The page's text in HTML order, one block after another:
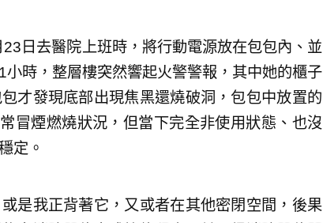
日去醫院上班時，將行動電源放在包包內、並
時，整層樓突然響起火警警報，其中她的櫃子
才發現底部出現焦黑還燒破洞，包包中放置的
冒煙燃燒狀況，但當下完全非使用狀態、也沒
定。
是我正背著它，又或者在其他密閉空間，後果